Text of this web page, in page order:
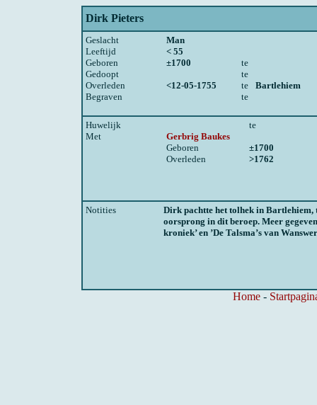
Dirk Pieters
Geslacht
Man
Leeftijd
< 55
Geboren
±1700
te
Gedoopt
te
Overleden
<12-05-1755 te
Bartlehiem
Begraven
te
Huwelijk
te
Met
Gerbrig Baukes
Geboren
±1700
Overleden
>1762
Notities
Dirk pachtte het tolhek in
oorsprong in dit beroep. Meer
kroniek’ en ’De Talsma’s van
Home-